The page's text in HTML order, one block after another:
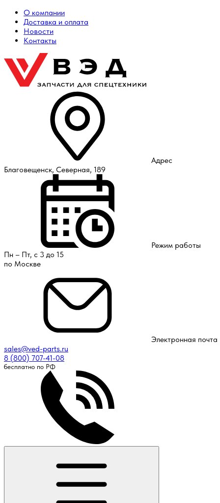
О компании
Доставка и оплата
Новости
Контакты
Адрес
Благовещенск, Северная, 189
Режим работы
Пн – Пт, с 3 до 15
по Москве
Электронная почта
sales@ved-parts.ru
8 (800) 707-41-08
бесплатно по РФ